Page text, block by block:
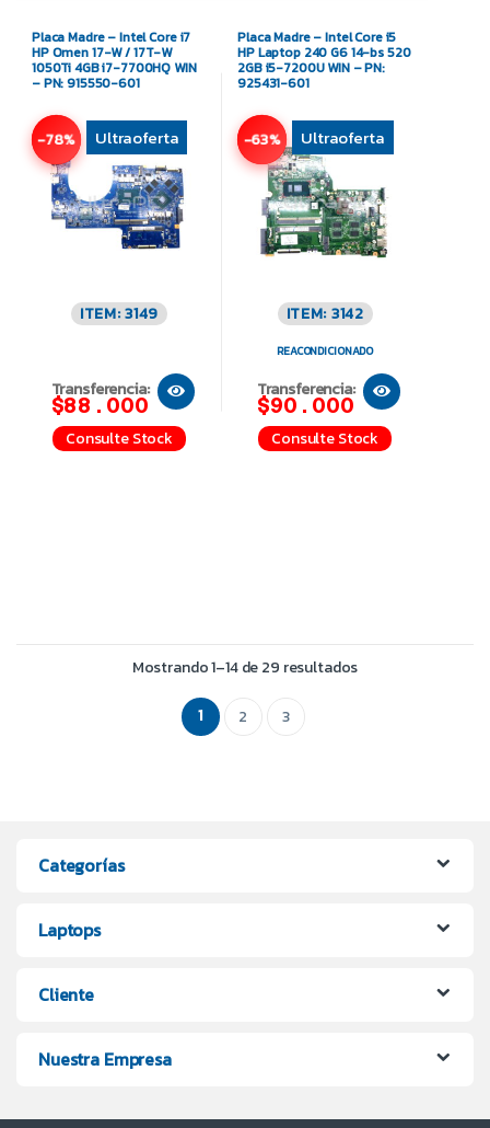
Placa Madre – Intel Core i7
HP Omen 17-W / 17T-W
1050Ti 4GB i7-7700HQ WIN
– PN: 915550-601
-78% Ultraoferta
ITEM: 3149
Transferencia:
$88.000
Consulte Stock
Placa Madre – Intel Core i5
HP Laptop 240 G6 14-bs 520
2GB i5-7200U WIN – PN:
925431-601
-63% Ultraoferta
ITEM: 3142
REACONDICIONADO
Transferencia:
$90.000
Consulte Stock
Mostrando 1–14 de 29 resultados
1 2 3
Categorías
Laptops
Cliente
Nuestra Empresa